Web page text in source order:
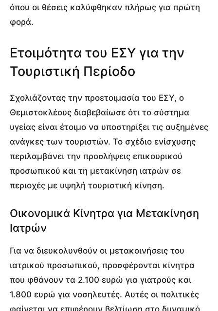
όπου οι θέσεις καλύφθηκαν πλήρως για πρώτη
φορά.
Ετοιμότητα του ΕΣΥ για την
Τουριστική Περίοδο
Σχολιάζοντας την προετοιμασία του ΕΣΥ, ο
Θεμιστοκλέους διαβεβαίωσε ότι το σύστημα
υγείας είναι έτοιμο να υποστηρίξει τις αυξημένες
ανάγκες των τουριστών. Το σχέδιο ενίσχυσης
περιλαμβάνει την προσλήψεις επικουρικού
προσωπικού και τη μετακίνηση ιατρών σε
περιοχές με υψηλή τουριστική κίνηση.
Οικονομικά Κίνητρα για Μετακίνηση
Ιατρών
Για να διευκολυνθούν οι μετακοινήσεις του
ιατρικού προσωπικού, προσφέρονται κίνητρα
που φθάνουν τα 2.100 ευρώ για γιατρούς και
1.800 ευρώ για νοσηλευτές. Αυτές οι πολιτικές
φαίνεται να επιφέρουν βελτίωση στο δυναμικό